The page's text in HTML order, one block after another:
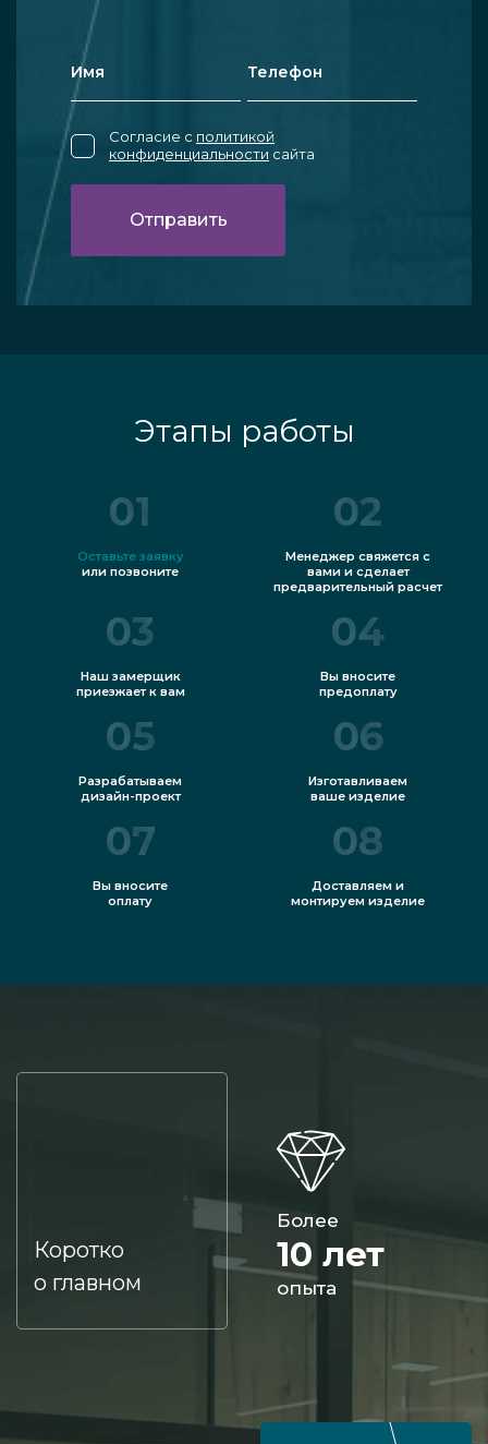
Согласие с политикой
конфиденциальности сайта
Этапы работы
01
Оставьте заявку
или позвоните
02
Менеджер свяжется с
вами и сделает
предварительный расчет
03
Наш замерщик
приезжает к вам
04
Вы вносите
предоплату
05
Разрабатываем
дизайн-проект
06
Изготавливаем
ваше изделие
07
Вы вносите
оплату
08
Доставляем и
монтируем изделие
Коротко
о главном
Более
10 лет
опыта